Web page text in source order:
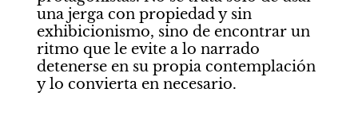
una jerga con propiedad y sin
exhibicionismo, sino de encontrar un
ritmo que le evite a lo narrado
detenerse en su propia contemplación
y lo convierta en necesario.